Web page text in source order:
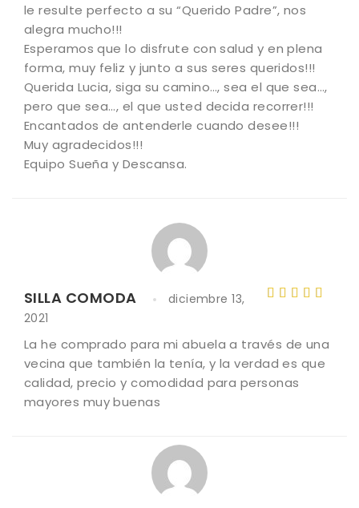
le resulte perfecto a su “Querido Padre”, nos
alegra mucho!!!
Esperamos que lo disfrute con salud y en plena
forma, muy feliz y junto a sus seres queridos!!!
Querida Lucia, siga su camino…, sea el que sea…,
pero que sea…, el que usted decida recorrer!!!
Encantados de antenderle cuando desee!!!
Muy agradecidos!!!
Equipo Sueña y Descansa.
con
SILLA COMODA
diciembre 13,
2021
La he comprado para mi abuela a través de una
vecina que también la tenía, y la verdad es que
calidad, precio y comodidad para personas
mayores muy buenas